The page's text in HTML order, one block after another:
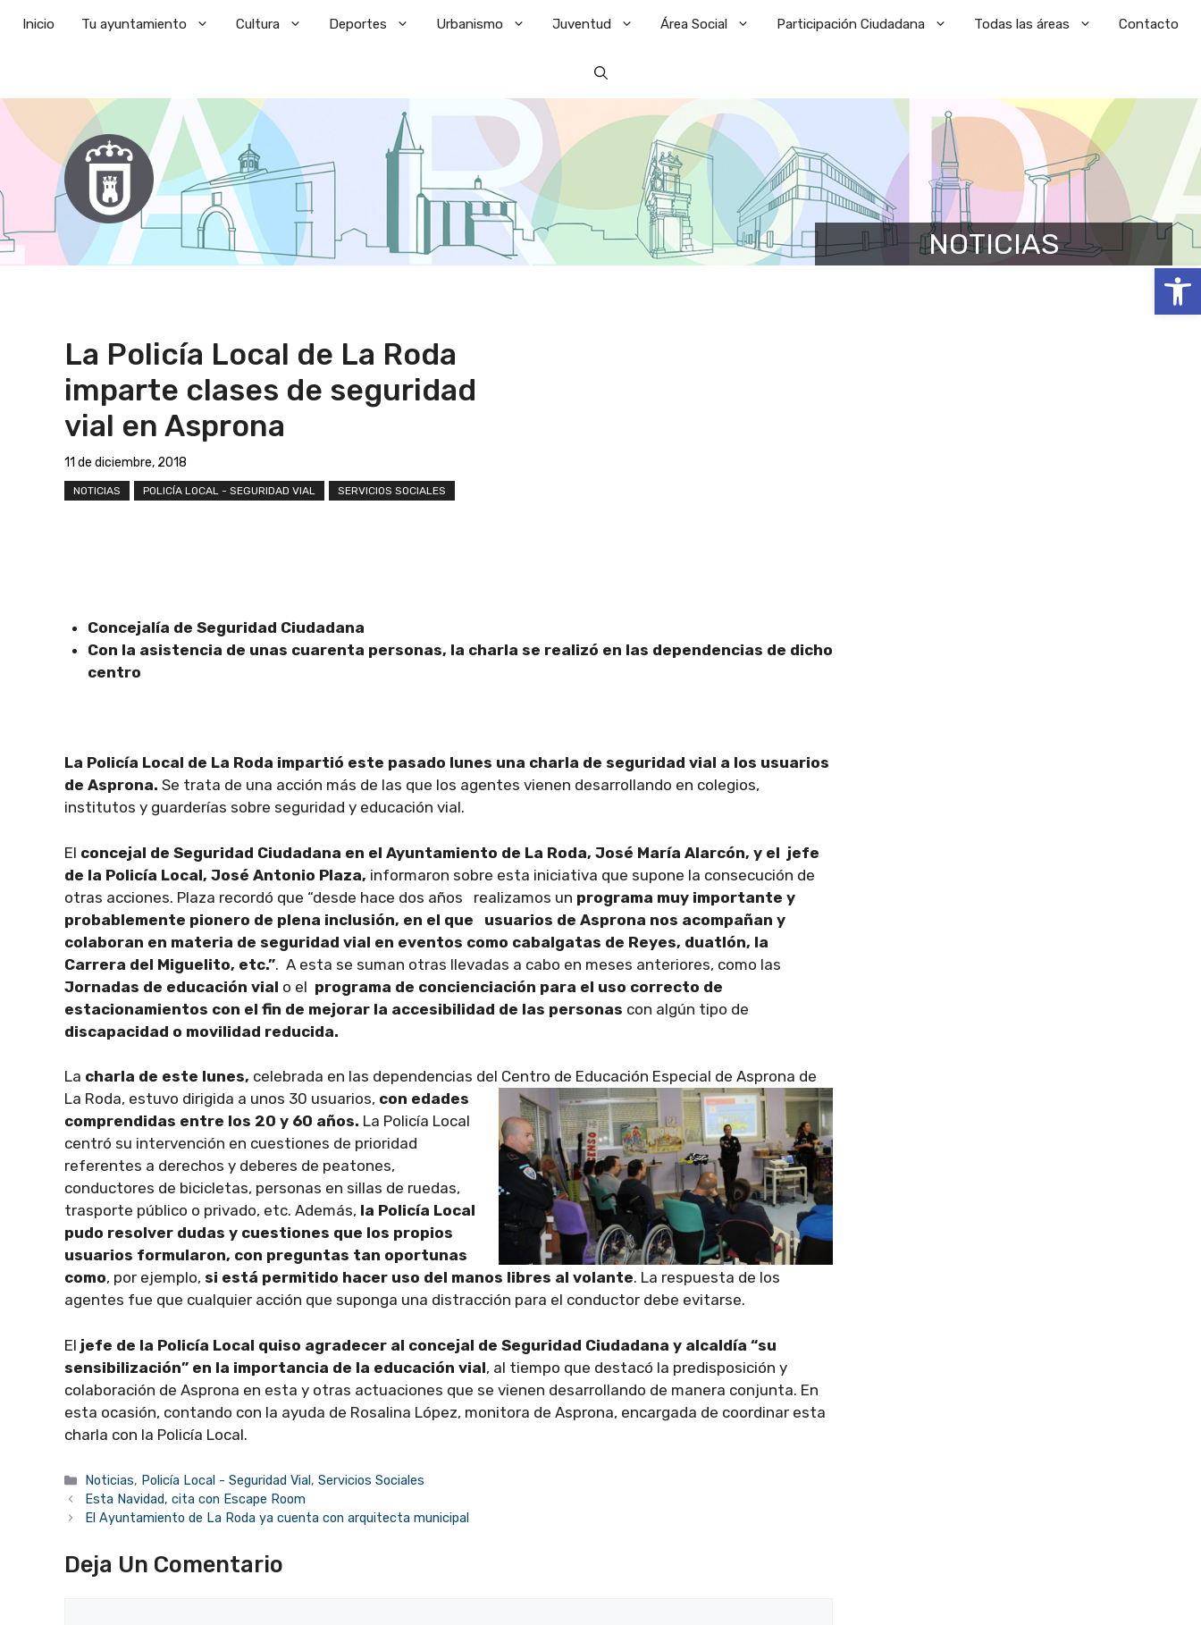
Abrir
Inicio Tu ayuntamiento Cultura Deportes Urbanismo Juventud Área Social Participación Ciudadana Todas las áreas Contacto
NOTICIAS
La Policía Local de La Roda
imparte clases de seguridad
vial en Asprona
11 de diciembre, 2018
NOTICIAS POLICÍA LOCAL - SEGURIDAD VIAL SERVICIOS SOCIALES
Concejalía de Seguridad Ciudadana
Con la asistencia de unas cuarenta personas, la charla se realizó en las dependencias de dicho
centro
La Policía Local de La Roda impartió este pasado lunes una charla de seguridad vial a los usuarios
de Asprona. Se trata de una acción más de las que los agentes vienen desarrollando en colegios,
institutos y guarderías sobre seguridad y educación vial.
El concejal de Seguridad Ciudadana en el Ayuntamiento de La Roda, José María Alarcón, y el jefe
de la Policía Local, José Antonio Plaza, informaron sobre esta iniciativa que supone la consecución de
otras acciones. Plaza recordó que “desde hace dos años realizamos un programa muy importante y
probablemente pionero de plena inclusión, en el que usuarios de Asprona nos acompañan y
colaboran en materia de seguridad vial en eventos como cabalgatas de Reyes, duatlón, la
Carrera del Miguelito, etc.”. A esta se suman otras llevadas a cabo en meses anteriores, como las
Jornadas de educación vial o el programa de concienciación para el uso correcto de
estacionamientos con el fin de mejorar la accesibilidad de las personas con algún tipo de
discapacidad o movilidad reducida.
La charla de este lunes, celebrada en las dependencias del Centro de Educación Especial de Asprona de
La Roda, estuvo dirigida a unos 30 usuarios, con edades
comprendidas entre los 20 y 60 años. La Policía Local
centró su intervención en cuestiones de prioridad
referentes a derechos y deberes de peatones,
conductores de bicicletas, personas en sillas de ruedas,
trasporte público o privado, etc. Además, la Policía Local
pudo resolver dudas y cuestiones que los propios
usuarios formularon, con preguntas tan oportunas
como, por ejemplo, si está permitido hacer uso del manos libres al volante. La respuesta de los
agentes fue que cualquier acción que suponga una distracción para el conductor debe evitarse.
El jefe de la Policía Local quiso agradecer al concejal de Seguridad Ciudadana y alcaldía “su
sensibilización” en la importancia de la educación vial, al tiempo que destacó la predisposición y
colaboración de Asprona en esta y otras actuaciones que se vienen desarrollando de manera conjunta. En
esta ocasión, contando con la ayuda de Rosalina López, monitora de Asprona, encargada de coordinar esta
charla con la Policía Local.
Categorías
Noticias, Policía Local - Seguridad Vial ,Servicios Sociales
Esta Navidad, cita con Escape Room
El Ayuntamiento de La Roda ya cuenta con arquitecta municipal
Deja Un Comentario